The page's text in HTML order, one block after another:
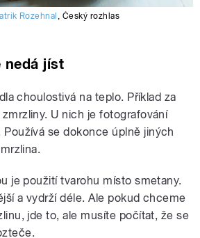
Rozehnal , Český rozhlas
nedá jíst
choulostivá na teplo. Příklad za
U nich je fotografování
se dokonce úplně jiných
je použití tvarohu místo smetany.
a vydrží déle. Ale pokud chceme
jde to, ale musíte počítat, že se